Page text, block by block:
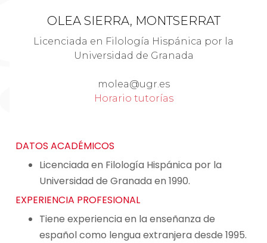
OLEA SIERRA, MONTSERRAT
Licenciada en Filología Hispánica por la
Universidad de Granada
molea@ugr.es
Horario tutorías
DATOS ACADÉMICOS
Licenciada en Filología Hispánica por la
Universidad de Granada en 1990.
EXPERIENCIA PROFESIONAL
Tiene experiencia en la enseñanza de
español como lengua extranjera desde 1995.